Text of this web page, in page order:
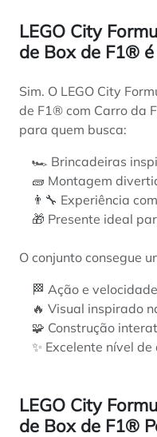
LEGO City
de Box de F1® é
Sim. O LEGO City
de F1® com Carro da
para quem busca:
🏎️ Brincadeiras
🧱 Montagem
👨‍🔧 Experiência
🎁 Presente ideal
O conjunto consegue
🏁 Ação e velocidade
🔥 Visual inspirado
🧩 Construção
✨ Excelente nível
LEGO City
de Box de F1®